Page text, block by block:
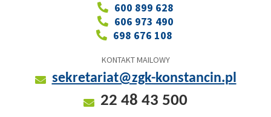
600 899 628
606 973 490
698 676 108
KONTAKT MAILOWY
sekretariat@zgk-konstancin.pl
22 48 43 500